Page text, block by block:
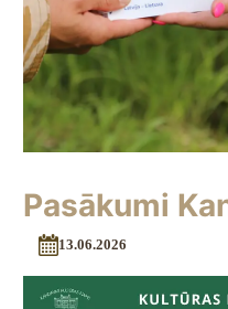
Pasākumi
13.06.2026